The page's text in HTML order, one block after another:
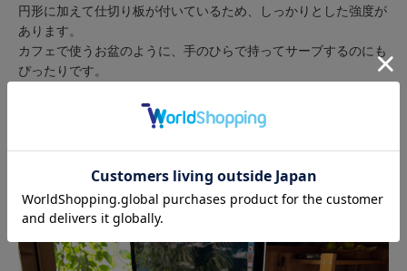
円形に加えて仕切り板が付いているため、しっかりとした強度が
あります。
カフェで使うお盆のように、手のひらで持ってサーブするのにも
ぴったりです。